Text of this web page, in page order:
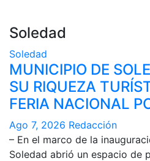
Soledad
Soledad
MUNICIPIO DE
SU RIQUEZA
FERIA NACIONAL
Ago 7, 2026 Redacción
– En el marco de la
Soledad abrió un espacio de